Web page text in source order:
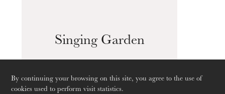
By continuing your browsing on this site, you agree to the use of
cookies used to perform visit statistics.
Singing Garden